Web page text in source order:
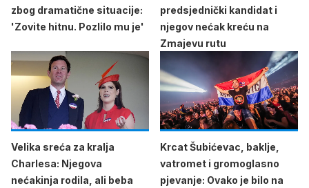
zbog dramatične situacije:
'Zovite hitnu. Pozlilo mu je'
predsjednički kandidat i
njegov nećak kreću na
Zmajevu rutu
Velika sreća za kralja
Charlesa: Njegova
nećakinja rodila, ali beba
Krcat Šubićevac, baklje,
vatromet i gromoglasno
pjevanje: Ovako je bilo na